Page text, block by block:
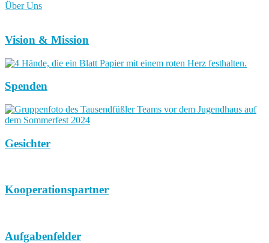
Über Uns
Vision & Mission
Spenden
Gesichter
Kooperationspartner
Aufgabenfelder